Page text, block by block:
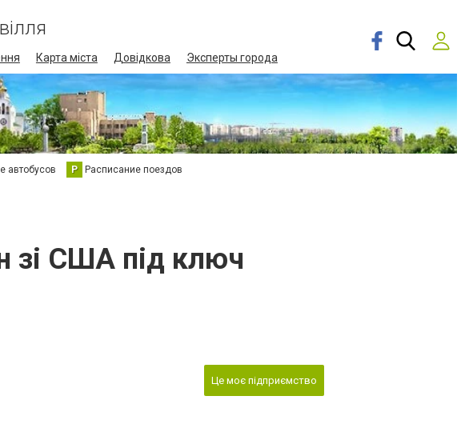
Карта міста Довідкова Эксперты города
автобусов Р Расписание поездов
зі США під ключ
Це моє підприємство